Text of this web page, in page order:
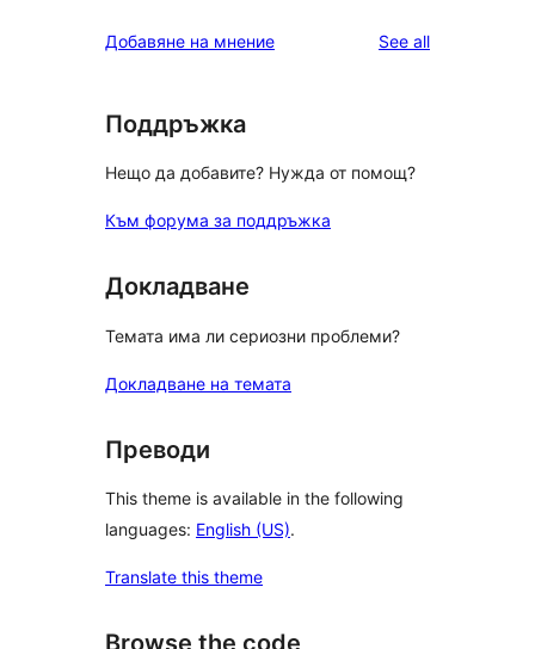
review
star
Добавяне на мнение See allreviews
Поддръжка
Нещо да добавите? Нужда от помощ?
Към форума за поддръжка
Докладване
Темата има ли сериозни проблеми?
Докладване на темата
Преводи
This theme is available in the following
languages: English (US).
Translate this theme